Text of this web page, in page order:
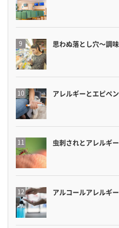
思わぬ落とし穴〜調
アレルギーとエピペ
虫刺されとアレルギー
アルコールアレルギ